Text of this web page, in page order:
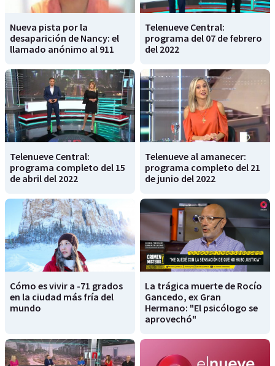
Nueva pista por la
desaparición de Nancy: el
llamado anónimo al 911
Telenueve Central:
programa del 07 de febrero
del 2022
Telenueve Central:
programa completo del 15
de abril del 2022
Telenueve al amanecer:
programa completo del 21
de junio del 2022
Cómo es vivir a -71 grados
en la ciudad más fría del
mundo
La trágica muerte de Rocío
Gancedo, ex Gran
Hermano: "El psicólogo se
aprovechó"